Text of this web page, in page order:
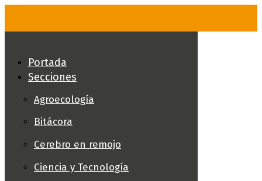
Portada
Secciones
Agroecología
Bitácora
Cerebro en remojo
Ciencia y Tecnología